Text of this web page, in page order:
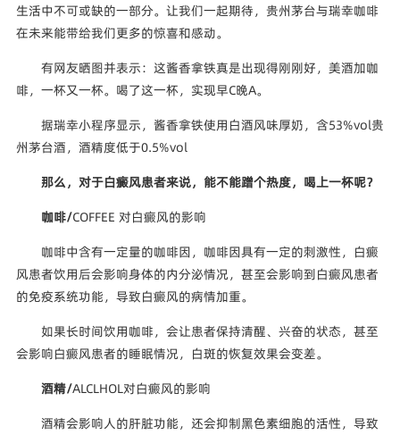
生活中不可或缺的一部分。让我们一起期待，贵州茅台与瑞幸咖啡
在未来能带给我们更多的惊喜和感动。
有网友晒图并表示：这酱香拿铁真是出现得刚刚好，美酒加咖
啡，一杯又一杯。喝了这一杯，实现早C晚A。
据瑞幸小程序显示，酱香拿铁使用白酒风味厚奶，含53%vol贵
州茅台酒，酒精度低于0.5%vol
那么，对于白癜风患者来说， 能不能蹭个热度， 喝上一杯呢？
咖啡/COFFEE 对白癜风的影响
咖啡中含有一定量的咖啡因，咖啡因具有一定的刺激性，白癜
风患者饮用后会影响身体的内分泌情况，甚至会影响到白癜风患者
的免疫系统功能，导致白癜风的病情加重。
如果长时间饮用咖啡，会让患者保持清醒、兴奋的状态，甚至
会影响白癜风患者的睡眠情况，白斑的恢复效果会变差。
酒精/ALCLHOL对白癜风的影响
酒精会影响人的肝脏功能，还会抑制黑色素细胞的活性，导致